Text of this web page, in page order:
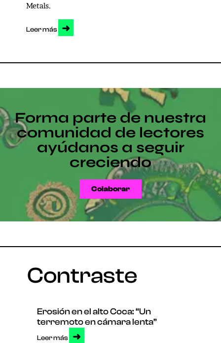
Metals.
Leer más ➜
Forma parte de nuestra
comunidad de lectores
ayúdanos a seguir
creciendo
Colaborar
Contraste
Erosión en el alto Coca: “Un
terremoto en cámara lenta”
Leer más ➜